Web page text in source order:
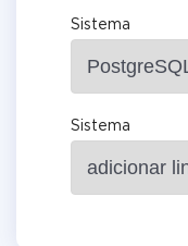
Sistema
Sistema